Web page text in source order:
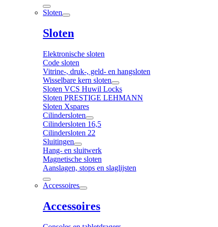
Sloten
Sloten
Elektronische sloten
Code sloten
Vitrine-, druk-, geld- en hangsloten
Wisselbare kern sloten
Sloten VCS Huwil Locks
Sloten PRESTIGE LEHMANN
Sloten Xspares
Cilindersloten
Cilindersloten 16,5
Cilindersloten 22
Sluitingen
Hang- en sluitwerk
Magnetische sloten
Aanslagen, stops en slaglijsten
Accessoires
Accessoires